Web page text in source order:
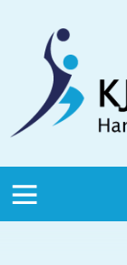
Schaffhausen
Menu